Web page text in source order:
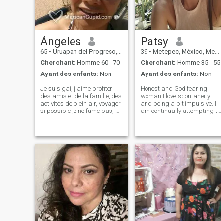
Ángeles
65 • Uruapan del Progreso, Michoacán, Mexique
Cherchant: Homme 60 - 70
Ayant des enfants: Non
Je suis gai, j'aime profiter
des amis et de la famille, des
activités de plein air, voyager
si possible je ne fume pas, ne
est idéale pour profiter de
cette étape de la vie. Je sais
que la chose la plus
importante dans une relation
est l'honnêteté et ne pas
juger avant que vous ne vous
connaissiez un peu plus. Je
reconnais que ce médium a
des avantages et des
inconvénients mais avec
patience tout est possible.
Patsy
39 • Metepec, México, Mexique
Cherchant: Homme 35 - 55
Ayant des enfants: Non
Honest and God fearing
woman I love spontaneity
and being a bit impulsive. I
am continually attempting to
sometimes the spontaneous
actions are the most fun, not
expected and